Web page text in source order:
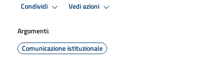
Condividi Vedi azioni
Argomenti:
Comunicazione istituzionale